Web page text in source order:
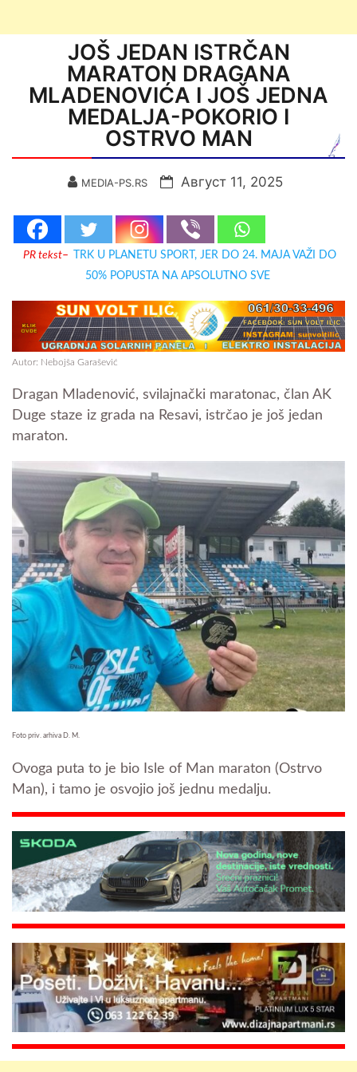
JOŠ JEDAN ISTRČAN
MARATON DRAGANA
MLADENOVIĆA I JOŠ JEDNA
MEDALJA-POKORIO I
OSTRVO MAN
MEDIA-PS.RS Август 11, 2025
PR tekst–
TRK U PLANETU SPORT, JER DO 24. MAJA VAŽI DO
50% POPUSTA NA APSOLUTNO SVE
Autor: Nebojša Garašević
Dragan Mladenović, svilajnački maratonac, član AK
Duge staze iz grada na Resavi, istrčao je još jedan
maraton.
Foto priv. arhiva D. M.
Ovoga puta to je bio Isle of Man maraton (Ostrvo
Man), i tamo je osvojio još jednu medalju.